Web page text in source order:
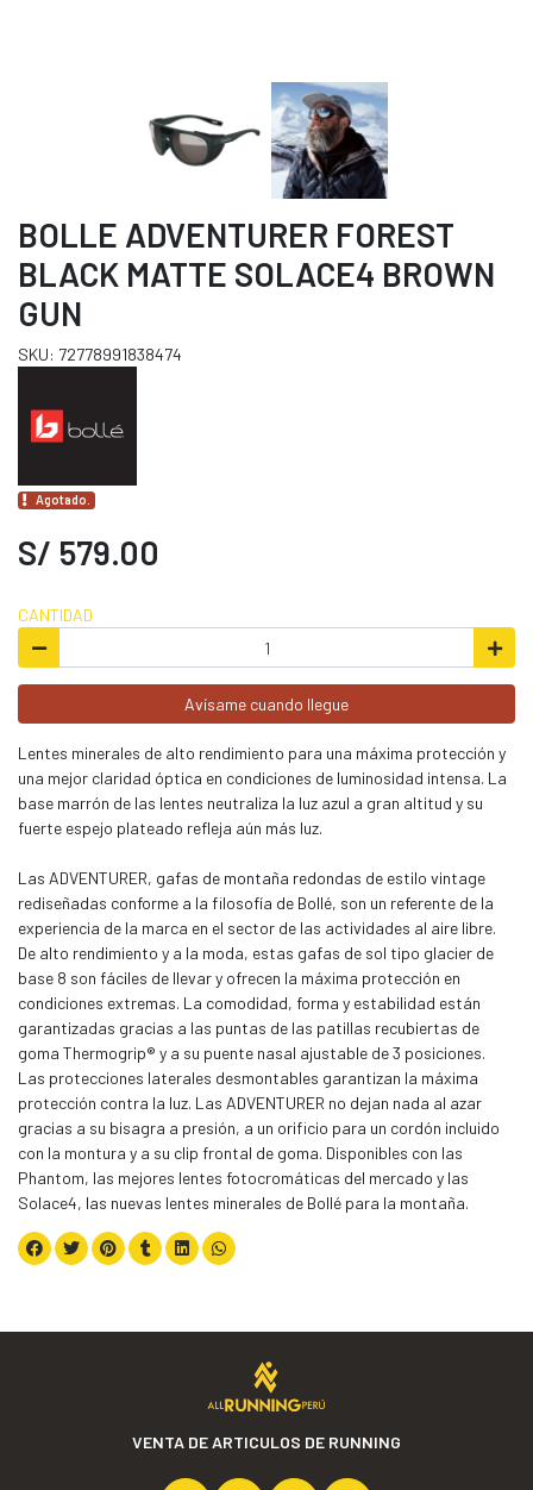
BOLLE ADVENTURER FOREST
BLACK MATTE SOLACE4 BROWN
GUN
SKU: 72778991838474
Agotado.
S/ 579.00
CANTIDAD
Avísame cuando llegue
Lentes minerales de alto rendimiento para una máxima protección y
una mejor claridad óptica en condiciones de luminosidad intensa. La
base marrón de las lentes neutraliza la luz azul a gran altitud y su
fuerte espejo plateado refleja aún más luz.
Las ADVENTURER, gafas de montaña redondas de estilo vintage
rediseñadas conforme a la filosofía de Bollé, son un referente de la
experiencia de la marca en el sector de las actividades al aire libre.
De alto rendimiento y a la moda, estas gafas de sol tipo glacier de
base 8 son fáciles de llevar y ofrecen la máxima protección en
condiciones extremas. La comodidad, forma y estabilidad están
garantizadas gracias a las puntas de las patillas recubiertas de
goma Thermogrip® y a su puente nasal ajustable de 3 posiciones.
Las protecciones laterales desmontables garantizan la máxima
protección contra la luz. Las ADVENTURER no dejan nada al azar
gracias a su bisagra a presión, a un orificio para un cordón incluido
con la montura y a su clip frontal de goma. Disponibles con las
Phantom, las mejores lentes fotocromáticas del mercado y las
Solace4, las nuevas lentes minerales de Bollé para la montaña.
VENTA DE ARTICULOS DE RUNNING